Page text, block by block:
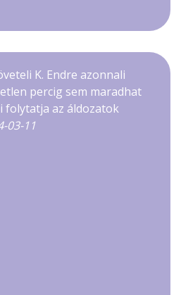
K. Endre azonnali
percig sem maradhat
folytatja az áldozatok
03-11